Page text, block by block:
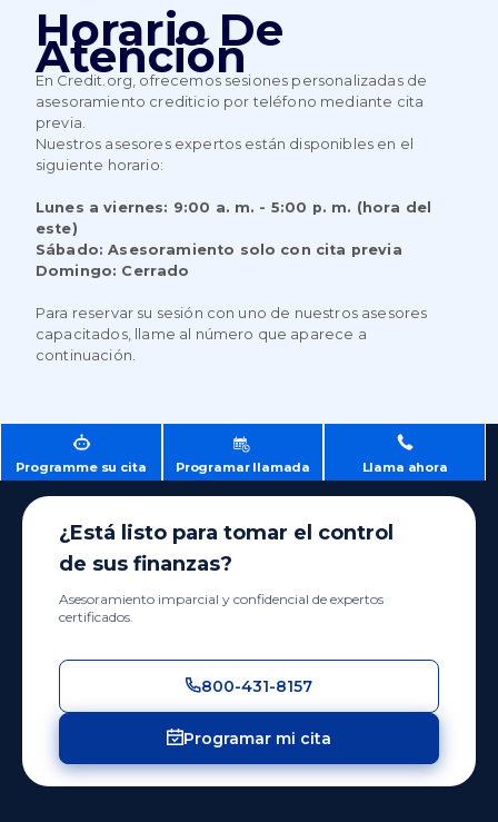
Horario De
Atención
En Credit.org, ofrecemos sesiones personalizadas de
asesoramiento crediticio por teléfono mediante cita
previa.
Nuestros asesores expertos están disponibles en el
siguiente horario:
Lunes a viernes: 9:00 a. m. - 5:00 p. m. (hora del
este)
Sábado: Asesoramiento solo con cita previa
Domingo: Cerrado
Para reservar su sesión con uno de nuestros asesores
capacitados, llame al número que aparece a
continuación.
Programme su cita Programar llamada Llama ahora
¿Está listo para tomar el control
de sus finanzas?
Asesoramiento imparcial y confidencial de expertos
certificados.
800-431-8157
Programar mi cita